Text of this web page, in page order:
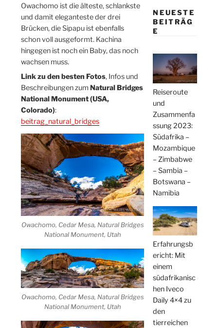
Owachomo ist die älteste, schlankste
und damit eleganteste der drei
Brücken, die Sipapu ist ebenfalls
schon voll ausgeformt. Kachina
hingegen ist noch ein Baby, das noch
wachsen muss.
Link zu den besten Fotos, Infos und
Beschreibungen zum Natural Bridges
National Monument (USA,
Colorado):
beitrag_natural_bridges
Owachomo, Cedar Mesa, Natural Bridges
National Monument, Utah
Owachomo, Cedar Mesa, Natural Bridges
National Monument, Utah
NEUESTE
BEITRÄG
E
Reiseroute
und
Zusammenfa
ssung 2023:
Südafrika –
Mozambique
– Zimbabwe
– Sambia –
Botswana –
Namibia
Erfahrungsb
ericht: Mit
einem
südafrikanisc
hen Iveco
Daily 4×4 zu
den
tierreichen